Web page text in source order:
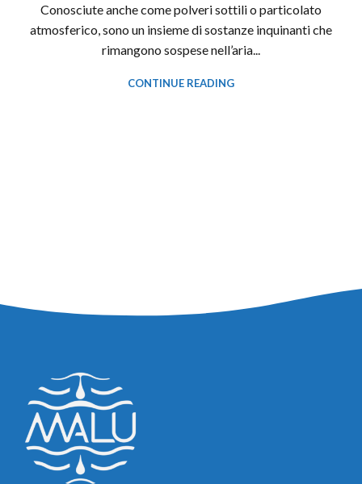
Conosciute anche come polveri sottili o particolato
atmosferico, sono un insieme di sostanze inquinanti che
rimangono sospese nell’aria...
CONTINUE READING